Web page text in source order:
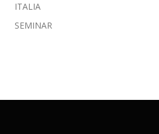
ITALIA
SEMINAR